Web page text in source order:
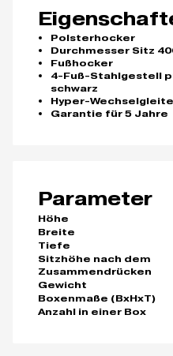
Polsterhocker
Durchmesser Sitz
Fußhocker
4-Fuß-Stahlgestell
schwarz
Hyper-
Garantie für 5 Jahre
Parameter
Höhe
Breite
Tiefe
Sitzhöhe nach dem
Zusammendrücken
Gewicht
Boxenmaße (BxHxT)
Anzahl in einer Box